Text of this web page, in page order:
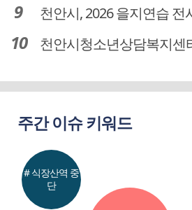
천안시, 2026 을지연습 전시종합
천안시청소년상담복지센터, '스마
주간 이슈 키워드
# 식장산역 중
단